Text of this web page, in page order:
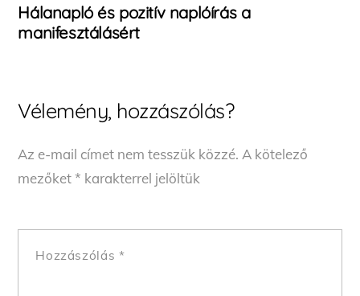
Hálanapló és pozitív naplóírás a
manifesztálásért
Vélemény, hozzászólás?
Az e-mail címet nem tesszük közzé. A kötelező
mezőket* karakterrel jelöltük
Hozzászólás *